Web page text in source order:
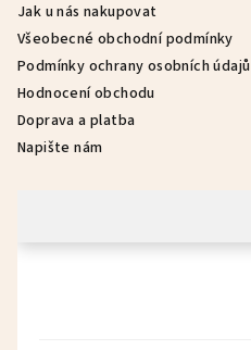
Jak u nás nakupovat
Všeobecné obchodní podmínky
Podmínky ochrany osobních údajů
Hodnocení obchodu
Doprava a platba
Napište nám